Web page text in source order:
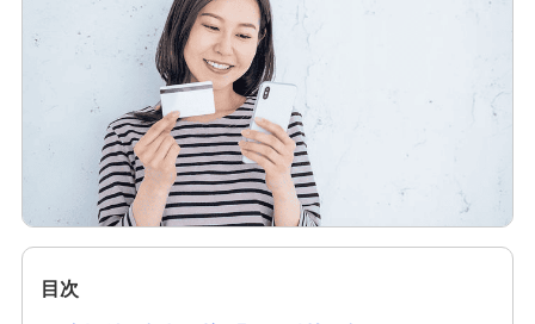
ットや選び方を分かりやすく解説
クレジットカードの作り方は？必要なものや初め
ての1枚を選ぶ際のポイントも解説
クレジットカードのセキュリティコードとは？役
割や確認方法、不正利用対策を解説
作り方、利用限度額についても解説
目次